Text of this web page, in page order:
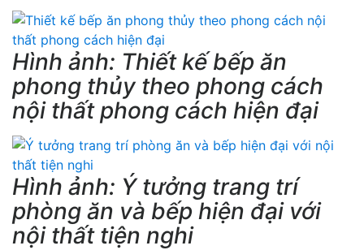
Hình ảnh: Thiết kế bếp ăn
phong thủy theo phong cách
nội thất phong cách hiện đại
Hình ảnh: Ý tưởng trang trí
phòng ăn và bếp hiện đại với
nội thất tiện nghi